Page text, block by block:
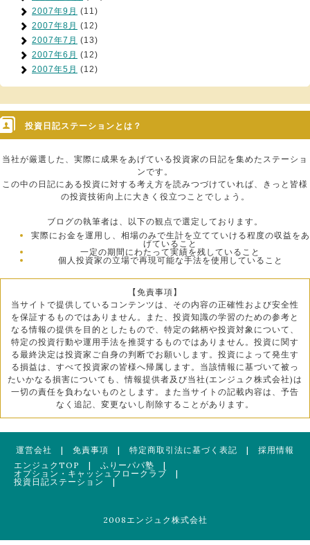
2007年9月 (11)
2007年8月 (12)
2007年7月 (13)
2007年6月 (12)
2007年5月 (12)
投資日記ステーションとは？
当社が厳選した、実際に成果をあげている投資家の日記を集めたステーショ
ンです。
この中の日記にある投資に対する考え方を読みつづけていれば、きっと皆様
の投資技術向上に大きく役立つことでしょう。
ブログの執筆者は、以下の観点で選定しております。
実際にお金を運用し、相場のみで生計を立てていける程度の収益をあ
げていること
一定の期間にわたって実績を残していること
個人投資家の立場で再現可能な手法を使用していること
【免責事項】
当サイトで提供しているコンテンツは、その内容の正確性および安全性
を保証するものではありません。また、投資知識の学習のための参考と
なる情報の提供を目的としたもので、特定の銘柄や投資対象について、
特定の投資行動や運用手法を推奨するものではありません。投資に関す
る最終決定は投資家ご自身の判断でお願いします。投資によって発生す
る損益は、すべて投資家の皆様へ帰属します。当該情報に基づいて被っ
たいかなる損害についても、情報提供者及び当社(エンジュク株式会社)は
一切の責任を負わないものとします。また当サイトの記載内容は、予告
なく追記、変更ないし削除することがあります。
運営会社 | 免責事項 | 特定商取引法に基づく表記 | 採用情報
エンジュクTOP
| ふりーパパ塾 |
オプション・キャッシュフロークラブ |
投資日記ステーション
|
2008エンジュク株式会社